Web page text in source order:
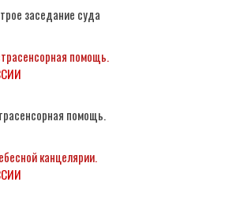
заседание суда
помощь.
помощь.
канцелярии.